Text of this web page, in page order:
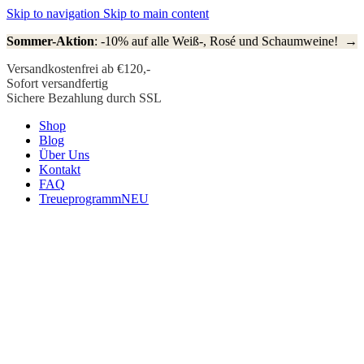
Skip to navigation Skip to main content
Sommer-Aktion: -10% auf alle Weiß-, Rosé und Schaumweine! →
Versandkostenfrei ab €120,-
Sofort versandfertig
Sichere Bezahlung durch SSL
Shop
Blog
Über Uns
Kontakt
FAQ
TreueprogrammNEU